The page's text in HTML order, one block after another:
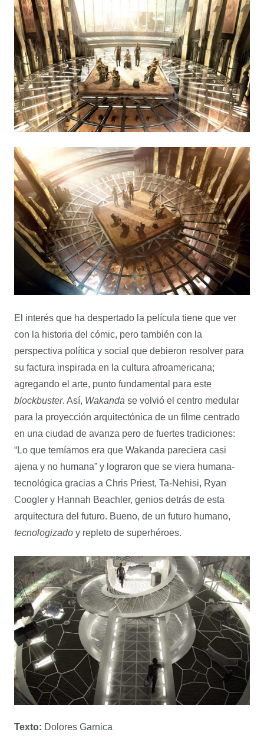
El interés que ha despertado la película tiene que ver
con la historia del cómic, pero también con la
perspectiva política y social que debieron resolver para
su factura inspirada en la cultura afroamericana;
agregando el arte, punto fundamental para este
blockbuster. Así, Wakanda se volvió el centro medular
para la proyección arquitectónica de un filme centrado
en una ciudad de avanza pero de fuertes tradiciones:
“Lo que temíamos era que Wakanda pareciera casi
ajena y no humana” y lograron que se viera humana-
tecnológica gracias a Chris Priest, Ta-Nehisi, Ryan
Coogler y Hannah Beachler, genios detrás de esta
arquitectura del futuro. Bueno, de un futuro humano,
tecnologizadoy repleto de superhéroes.
Texto: Dolores Garnica